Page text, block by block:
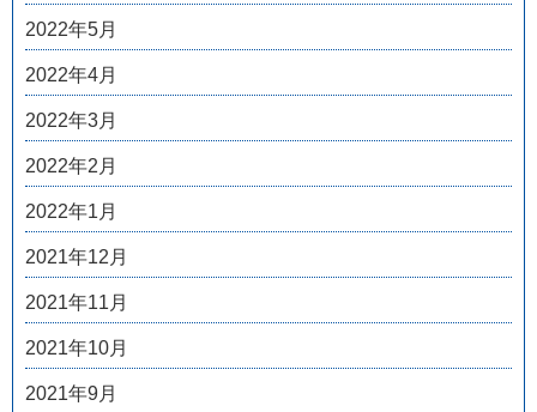
2022年5月
2022年4月
2022年3月
2022年2月
2022年1月
2021年12月
2021年11月
2021年10月
2021年9月